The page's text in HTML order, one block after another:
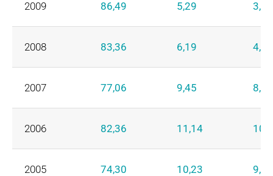
2009 86,49 5,29 3,89
2008 83,36 6,19 4,78
2007 77,06 9,45 8,36
2006 82,36 11,14
2005 74,30 10,23 9,41